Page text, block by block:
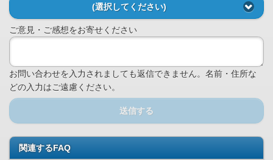
(選択してください)
ご意見・ご感想をお寄せください
お問い合わせを入力されましても返信できません。名前・住所な
どの入力はご遠慮ください。
送信する
関連するFAQ